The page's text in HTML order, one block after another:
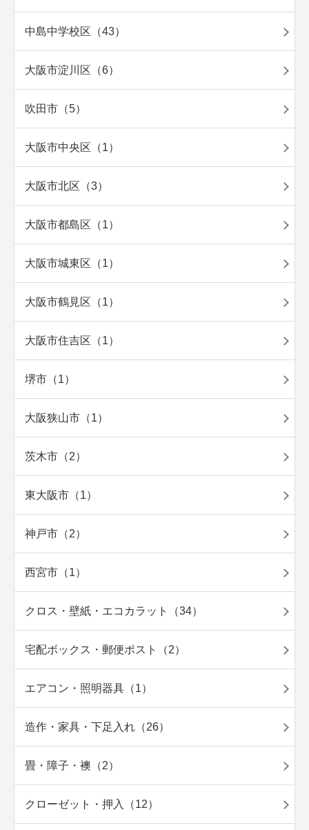
中島中学校区（43）
大阪市淀川区（6）
吹田市（5）
大阪市中央区（1）
大阪市北区（3）
大阪市都島区（1）
大阪市城東区（1）
大阪市鶴見区（1）
大阪市住吉区（1）
堺市（1）
大阪狭山市（1）
茨木市（2）
東大阪市（1）
神戸市（2）
西宮市（1）
クロス・壁紙・エコカラット（34）
宅配ボックス・郵便ポスト（2）
エアコン・照明器具（1）
造作・家具・下足入れ（26）
畳・障子・襖（2）
クローゼット・押入（12）